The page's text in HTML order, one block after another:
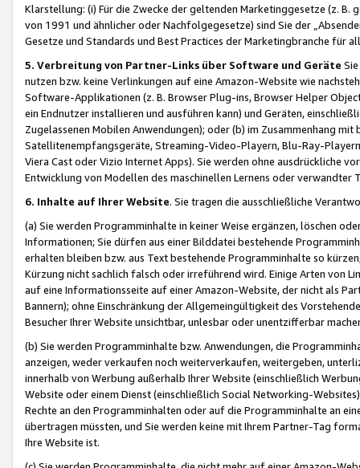
Klarstellung: (i) Für die Zwecke der geltenden Marketinggesetze (z. B.
von 1991 und ähnlicher oder Nachfolgegesetze) sind Sie der
Gesetze und Standards und Best Practices der Marketingbranche für
5. Verbreitung von Partner-Links über Software und Geräte
nutzen bzw. keine Verlinkungen auf eine Amazon-Website wie
Software-Applikationen (z. B. Browser Plug-ins, Browser Helper
ein Endnutzer installieren und ausführen kann) und Geräten,
Zugelassenen Mobilen Anwendungen); oder (b) im Zusammenhang
Satellitenempfangsgeräte, Streaming-Video-Playern, Blu-Ray-
Viera Cast oder Vizio Internet Apps). Sie werden ohne ausdrückliche
Entwicklung von Modellen des maschinellen Lernens oder
6. Inhalte auf Ihrer Website. Sie tragen die ausschließliche
(a) Sie werden Programminhalte in keiner Weise ergänzen, löschen
Informationen; Sie dürfen aus einer Bilddatei bestehende
erhalten bleiben bzw. aus Text bestehende Programminhalte so
Kürzung nicht sachlich falsch oder irreführend wird. Einige Arten von
auf eine Informationsseite auf einer Amazon-Website, der nicht als
Bannern); ohne Einschränkung der Allgemeingültigkeit des
Besucher Ihrer Website unsichtbar, unlesbar oder unentzifferbar
(b) Sie werden Programminhalte bzw. Anwendungen, die
anzeigen, weder verkaufen noch weiterverkaufen, weitergeben,
innerhalb von Werbung außerhalb Ihrer Website (einschließlich
Website oder einem Dienst (einschließlich Social Networking-
Rechte an den Programminhalten oder auf die Programminhalte an
übertragen müssten, und Sie werden keine mit Ihrem Partner-Tag
Ihre Website ist.